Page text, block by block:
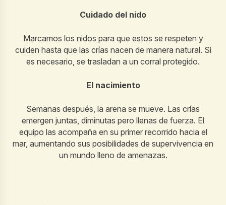
Cuidado del nido
Marcamos los nidos para que estos se respeten y
cuiden hasta que las crías nacen de manera natural. Si
es necesario, se trasladan a un corral protegido.
El nacimiento
Semanas después, la arena se mueve. Las crías
emergen juntas, diminutas pero llenas de fuerza. El
equipo las acompaña en su primer recorrido hacia el
mar, aumentando sus posibilidades de supervivencia en
un mundo lleno de amenazas.